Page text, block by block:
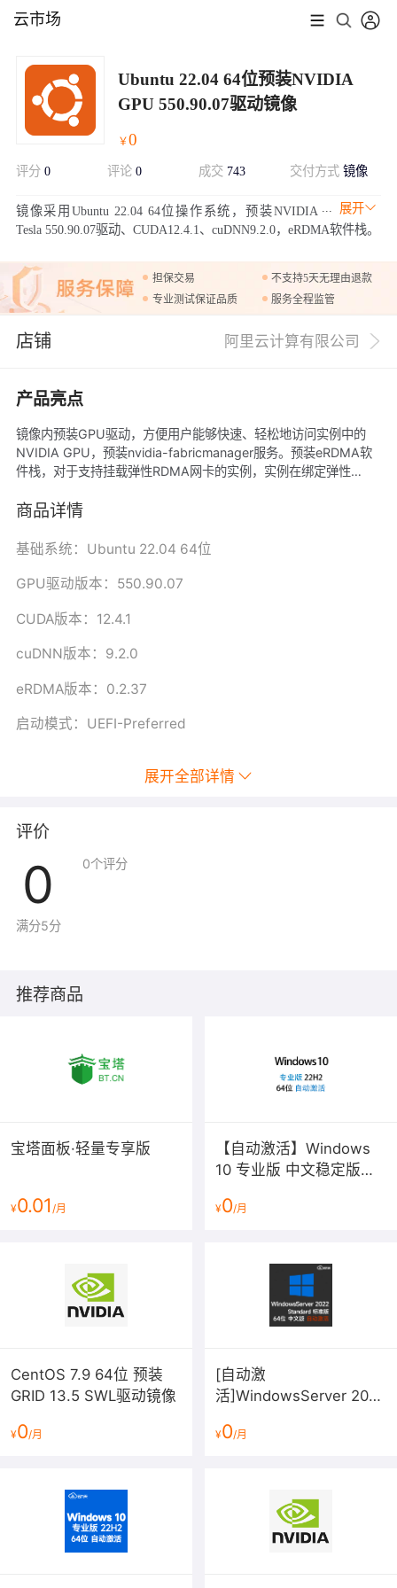
云市场
Ubuntu 22.04 64位预装NVIDIA
GPU 550.90.07驱动镜像
￥0
评分 0 评论 0 成交 743 交付方式镜像
展开
镜像采用Ubuntu 22.04 64位操作系统，预装NVIDIA
Tesla 550.90.07驱动、CUDA12.4.1、cuDNN9.2.0，eRDMA软件栈。
担保交易
不支持5天无理由退款
专业测试保证品质
服务全程监管
店铺 阿里云计算有限公司
产品亮点
镜像内预装GPU驱动，方便用户能够快速、轻松地访问实例中的
NVIDIA GPU，预装nvidia-fabricmanager服务。预装eRDMA软
件栈，对于支持挂载弹性RDMA网卡的实例，实例在绑定弹性
加速互联。 镜像启动模式为：UEFI-Preferred，适用于阿里云所
商品详情
基础系统：Ubuntu 22.04 64位
GPU驱动版本：550.90.07
CUDA版本：12.4.1
cuDNN版本：9.2.0
eRDMA版本：0.2.37
启动模式：UEFI-Preferred
展开全部详情
评价
0
满分5分
0个评分
推荐商品
宝塔面板·轻量专享版
¥0.01 /月
【自动激活】Windows
10 专业版 中文稳定版
64位win10
¥0/月
CentOS 7.9 64位 预装
GRID 13.5 SWL驱动镜像
¥0/月
[自动激
活]WindowsServer 2022
更新)中文64位 内部版本
¥0/月